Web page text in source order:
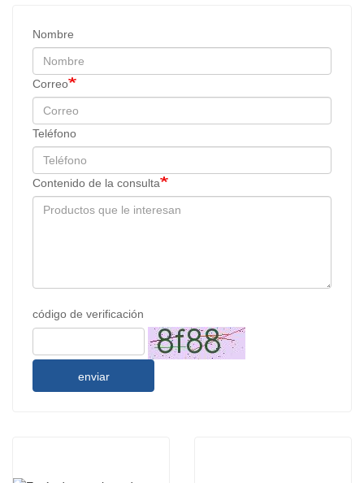
Nombre
Correo
Teléfono
Contenido de la consulta
código de verificación
enviar